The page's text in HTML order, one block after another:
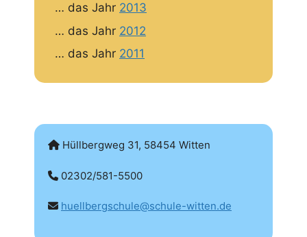
… das Jahr 2013
… das Jahr 2012
… das Jahr 2011
Hüllbergweg 31, 58454 Witten
02302/581-5500
huellbergschule@schule-witten.de